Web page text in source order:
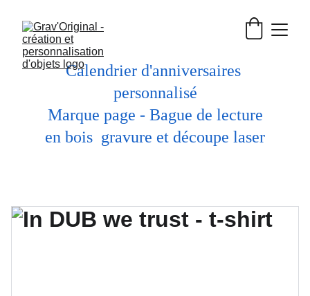
Calendrier d'anniversaires
personnalisé
en bois  gravure et découpe laser